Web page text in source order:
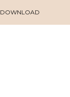
DOWNLOAD